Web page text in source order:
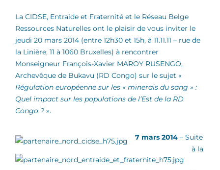
La CIDSE, Entraide et Fraternité et le Réseau Belge
Ressources Naturelles ont le plaisir de vous inviter le
jeudi 20 mars 2014 (entre 12h30 et 15h, à 11.11.11 – rue de
la Linière, 11 à 1060 Bruxelles) à rencontrer
Monseigneur François-Xavier MAROY RUSENGO,
Archevêque de Bukavu (RD Congo) sur le sujet «
Régulation européenne sur les « minerais du sang » :
Quel impact sur les populations de l’Est de la RD
Congo ? ».
7 mars 2014– Suite
à la